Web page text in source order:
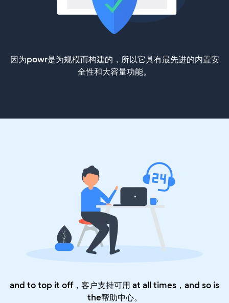
因为powr是为规模而构建的，所以它具有最先进的内置安
全性和大容量功能。
and to top it off，客户支持可用 at all times，and so is
the帮助中心。